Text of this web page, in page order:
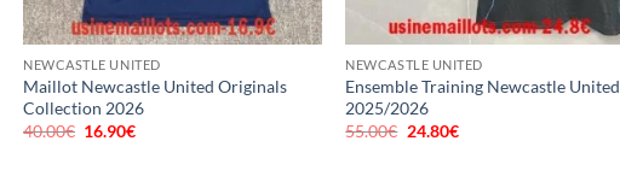
NEWCASTLE UNITED
Maillot Newcastle United Originals
Collection 2026
40.00€ Le
16.90€
NEWCASTLE UNITED
Ensemble Training Newcastle United
2025/2026
55.00€ Le
24.80€Le